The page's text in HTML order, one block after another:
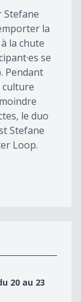
Stefane
la
la chute
se
Pendant
culture
le duo
Stefane
Loop.
20 au 23